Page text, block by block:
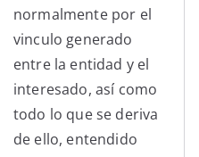
normalmente por el
vinculo generado
entre la entidad y el
interesado, así como
todo lo que se deriva
de ello, entendido